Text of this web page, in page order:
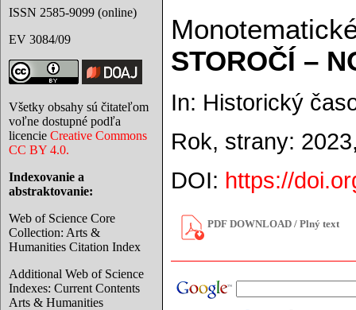
ISSN 2585-9099 (online)
EV 3084/09
Všetky obsahy sú čitateľom
voľne dostupné podľa
licencie Creative Commons
CC BY 4.0.
Indexovanie a
abstraktovanie:
Web of Science Core
Collection: Arts &
Humanities Citation Index
Additional Web of Science
Indexes: Current Contents
Arts & Humanities
STOROČÍ –
In: Historický
Rok, strany:
DOI: https://
PDF DOWNLOAD / Plný text